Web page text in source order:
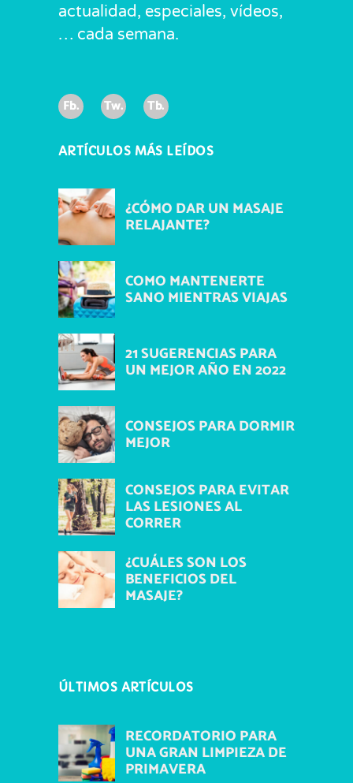
actualidad, especiales, vídeos,
… cada semana.
Fb. Tw. Tb.
ARTÍCULOS MÁS LEÍDOS
¿CÓMO DAR UN MASAJE
RELAJANTE?
COMO MANTENERTE
SANO MIENTRAS VIAJAS
21 SUGERENCIAS PARA
UN MEJOR AÑO EN 2022
CONSEJOS PARA DORMIR
MEJOR
CONSEJOS PARA EVITAR
LAS LESIONES AL
CORRER
¿CUÁLES SON LOS
BENEFICIOS DEL
MASAJE?
ÚLTIMOS ARTÍCULOS
RECORDATORIO PARA
UNA GRAN LIMPIEZA DE
PRIMAVERA